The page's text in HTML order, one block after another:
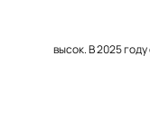
высок. В 2025